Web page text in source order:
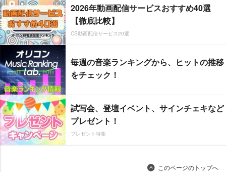
2026年動画配信サービスおすすめ40選
【徹底比較】
CS動画配信サービス20選
毎週の音楽ランキングから、ヒットの推移
をチェック！
試写会、登壇イベント、サインチェキなど
プレゼント！
プレゼント特集
このページのトップへ